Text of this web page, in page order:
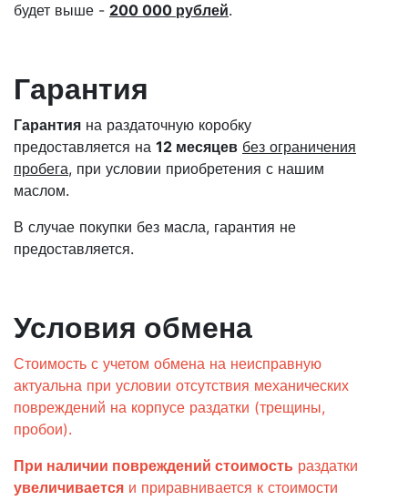
будет выше - 200 000 рублей.
Гарантия
Гарантия на раздаточную коробку
предоставляется на 12 месяцев без ограничения
пробега, при условии приобретения с нашим
маслом.
В случае покупки без масла, гарантия не
предоставляется.
Условия обмена
Стоимость с учетом обмена на неисправную
актуальна при условии отсутствия механических
повреждений на корпусе раздатки (трещины,
пробои).
При наличии повреждений стоимость раздатки
увеличивается и приравнивается к стоимости